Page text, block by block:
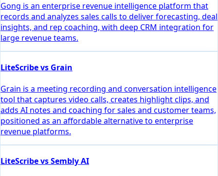
Gong is an enterprise revenue intelligence platform that
records and analyzes sales calls to deliver forecasting, deal
insights, and rep coaching, with deep CRM integration for
large revenue teams.
LiteScribe vs Grain
Grain is a meeting recording and conversation intelligence
tool that captures video calls, creates highlight clips, and
adds AI notes and coaching for sales and customer teams,
positioned as an affordable alternative to enterprise
revenue platforms.
LiteScribe vs Sembly AI